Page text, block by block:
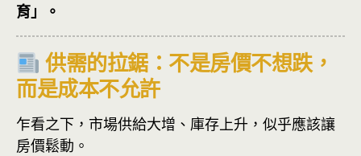
育」。
供需的拉鋸：不是房價不想跌，
而是成本不允許
乍看之下，市場供給大增、庫存上升，似乎應該讓
房價鬆動。